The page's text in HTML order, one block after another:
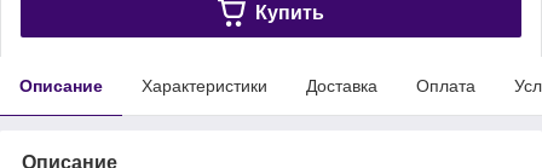
Купить
Описание Характеристики Доставка Оплата
Описание